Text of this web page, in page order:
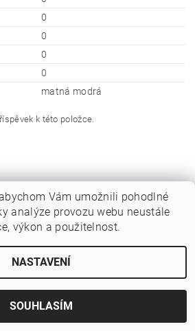
0
0
0
0
matná modrá
k této položce.
práva vyhrazenaUpravit nastavení cookies
Vytvořil Shoptet
Vám umožnili pohodlné
analýze provozu webu neustále
výkon a použitelnost.
NASTAVENÍ
SOUHLASÍM